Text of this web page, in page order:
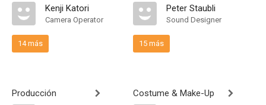
Kenji Katori
Camera Operator
14 más
Producción
Peter Staubli
Sound Designer
15 más
Costume & Make-Up